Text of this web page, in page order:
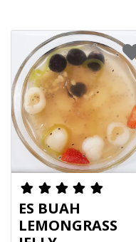
ES BUAH
LEMONGRASS